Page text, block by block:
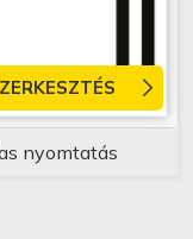
nyomtatás